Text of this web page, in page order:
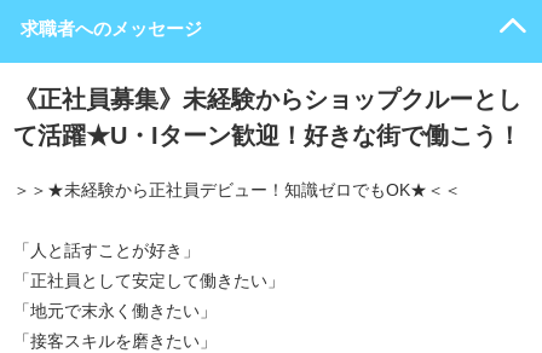
求職者へのメッセージ
《正社員募集》未経験からショップクルーとし
て活躍★U・Iターン歓迎！好きな街で働こう！
＞＞★未経験から正社員デビュー！知識ゼロでもOK★＜＜
「人と話すことが好き」
「正社員として安定して働きたい」
「地元で末永く働きたい」
「接客スキルを磨きたい」